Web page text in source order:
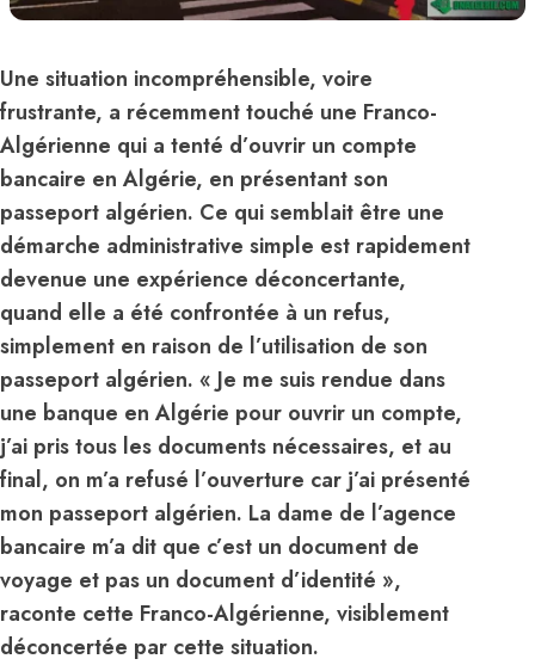
Une situation incompréhensible, voire
frustrante, a récemment touché une Franco-
Algérienne qui a tenté d’ouvrir un compte
bancaire en Algérie, en présentant son
passeport algérien. Ce qui semblait être une
démarche administrative simple est rapidement
devenue une expérience déconcertante,
quand elle a été confrontée à un refus,
simplement en raison de l’utilisation de son
passeport algérien. « Je me suis rendue dans
une banque en Algérie pour ouvrir un compte,
j’ai pris tous les documents nécessaires, et au
final, on m’a refusé l’ouverture car j’ai présenté
mon passeport algérien. La dame de l’agence
bancaire m’a dit que c’est un document de
voyage et pas un document d’identité »,
raconte cette Franco-Algérienne, visiblement
déconcertée par cette situation.